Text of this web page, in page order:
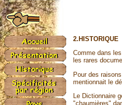
2.HISTORIQUE
Comme dans
les rares
Pour des
mentionnait le
Le Dictionnaire
"chaumières"